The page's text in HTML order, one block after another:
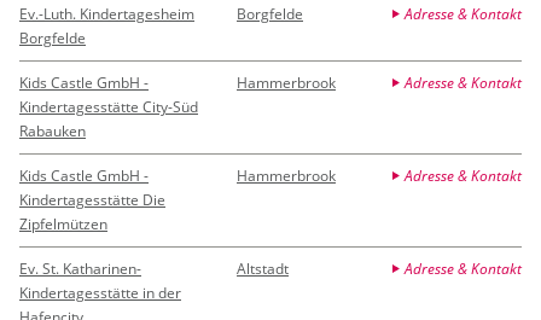
Ev.-Luth. Kindertagesheim
Borgfelde
Borgfelde Adresse & Kontakt
Kids Castle GmbH -
Kindertagesstätte City-Süd
Rabauken
Hammerbrook Adresse & Kontakt
Kids Castle GmbH -
Kindertagesstätte Die
Zipfelmützen
Hammerbrook Adresse & Kontakt
Ev. St. Katharinen-
Kindertagesstätte in der
Altstadt Adresse & Kontakt